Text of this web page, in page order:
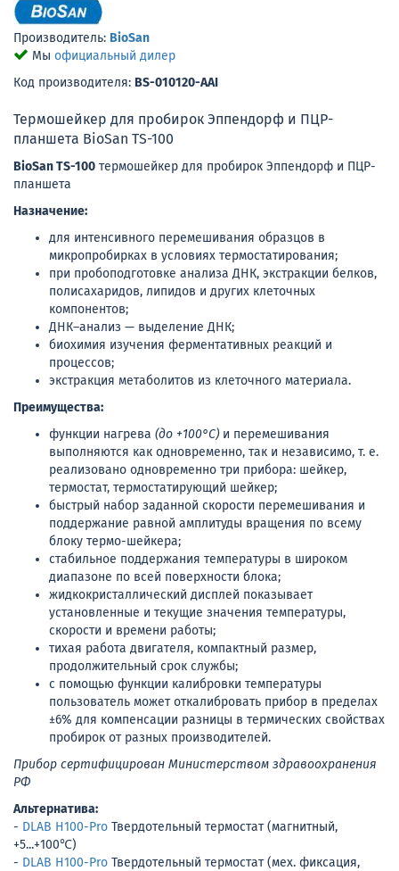
Производитель: BioSan
Мы официальный дилер
Код производителя: BS-010120-AAI
Термошейкер для пробирок Эппендорф и ПЦР-
планшета BioSan TS-100
BioSan TS-100 термошейкер для пробирок Эппендорф и ПЦР-
планшета
Назначение:
для интенсивного перемешивания образцов в
микропробирках в условиях термостатирования;
при пробоподготовке анализа ДНК, экстракции белков,
полисахаридов, липидов и других клеточных
компонентов;
ДНК–анализ — выделение ДНК;
биохимия изучения ферментативных реакций и
процессов;
экстракция метаболитов из клеточного материала.
Преимущества:
функции нагрева (до +100°C)и перемешивания
выполняются как одновременно, так и независимо, т. е.
реализовано одновременно три прибора: шейкер,
термостат, термостатирующий шейкер;
быстрый набор заданной скорости перемешивания и
поддержание равной амплитуды вращения по всему
блоку термо-шейкера;
стабильное поддержания температуры в широком
диапазоне по всей поверхности блока;
жидкокристаллический дисплей показывает
установленные и текущие значения температуры,
скорости и времени работы;
тихая работа двигателя, компактный размер,
продолжительный срок службы;
с помощью функции калибровки температуры
пользователь может откалибровать прибор в пределах
±6% для компенсации разницы в термических свойствах
пробирок от разных производителей.
Прибор сертифицирован Министерством здравоохранения
РФ
Альтернатива:
- DLAB H100-Pro Твердотельный термостат (магнитный,
+5...+100℃)
- DLAB H100-Pro Твердотельный термостат (мех. фиксация,